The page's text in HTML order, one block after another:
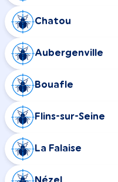
Chatou
Aubergenville
Bouafle
Flins-sur-Seine
La Falaise